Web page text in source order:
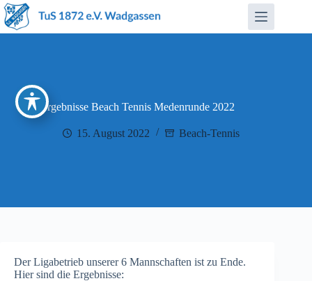
Zum
Inhalt
springen
Ergebnisse Beach Tennis Medenrunde 2022
15. August 2022 Beach-Tennis
Der Ligabetrieb unserer 6 Mannschaften ist zu Ende.
Hier sind die Ergebnisse: